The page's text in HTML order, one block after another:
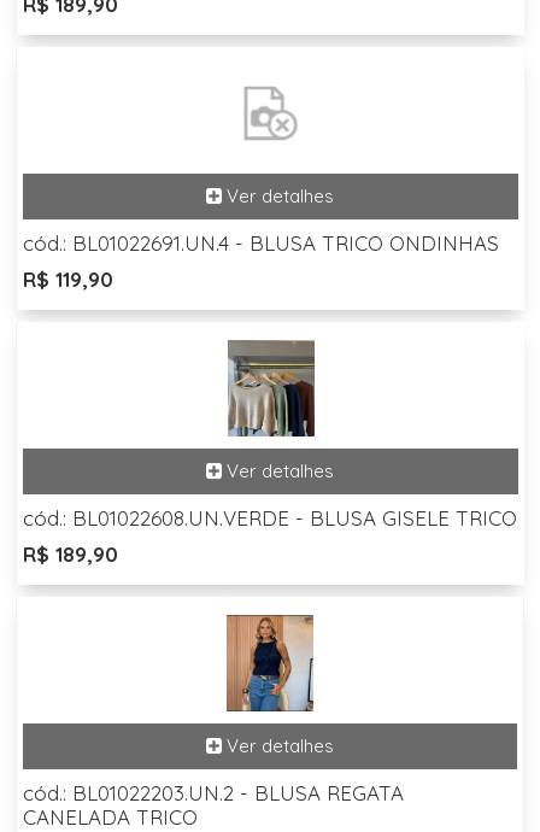
cód.: BL01022691.UN.4 - BLUSA TRICO ONDINHAS
R$ 119,90
cód.: BL01022608.UN.VERDE - BLUSA GISELE TRICO
R$ 189,90
cód.: BL01022203.UN.2 - BLUSA REGATA
CANELADA TRICO